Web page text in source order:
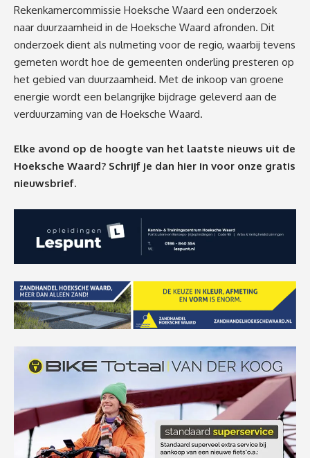
Rekenkamercommissie Hoeksche Waard een onderzoek
naar duurzaamheid in de Hoeksche Waard afronden. Dit
onderzoek dient als nulmeting voor de regio, waarbij tevens
gemeten wordt hoe de gemeenten onderling presteren op
het gebied van duurzaamheid. Met de inkoop van groene
energie wordt een belangrijke bijdrage geleverd aan de
verduurzaming van de Hoeksche Waard.
Elke avond op de hoogte van het laatste nieuws uit de
Hoeksche Waard? Schrijf je dan hier in voor onze gratis
nieuwsbrief.